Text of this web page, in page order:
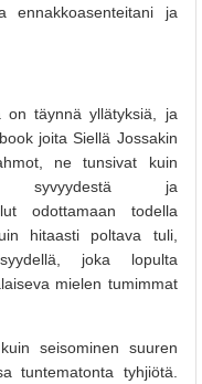
ennakkoasenteitani ja
on täynnä yllätyksiä, ja
joita Siellä Jossakin
ne tunsivat kuin
syvyydestä ja
odottamaan todella
hitaasti poltava tuli,
joka lopulta
mielen tumimmat
seisominen suuren
tuntematonta tyhjiötä.